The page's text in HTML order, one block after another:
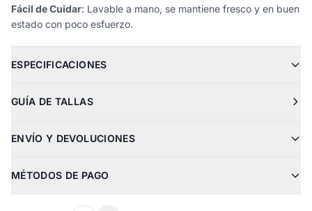
Fácil de Cuidar: Lavable a mano, se mantiene fresco y en buen
estado con poco esfuerzo.
ESPECIFICACIONES
GUÍA DE TALLAS
ENVÍO Y DEVOLUCIONES
MÉTODOS DE PAGO